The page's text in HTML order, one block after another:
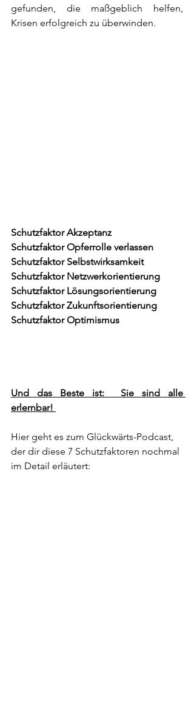
gefunden, die maßgeblich helfen,
Krisen erfolgreich zu überwinden.
Schutzfaktor Akzeptanz
Schutzfaktor Opferrolle verlassen
Schutzfaktor Selbstwirksamkeit
Schutzfaktor Netzwerkorientierung
Schutzfaktor Lösungsorientierung
Schutzfaktor Zukunftsorientierung
Schutzfaktor Optimismus
Und das Beste ist:  Sie sind alle
erlernbar!
Hier geht es zum Glückwärts-Podcast,
der dir diese 7 Schutzfaktoren nochmal
im Detail erläutert: